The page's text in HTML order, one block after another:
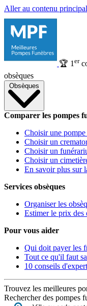
Aller au contenu principal
🏆 1 er
obsèques
Obsèques
Comparer les pompes
Choisir une
Choisir un
Choisir un
Choisir un
En savoir plus sur
Services obsèques
Organiser les
Estimer le prix des
Pour vous aider
Qui doit payer les
Tout ce qu'il faut
10 conseils d'expert
Trouvez les meilleures
Rechercher des pompes